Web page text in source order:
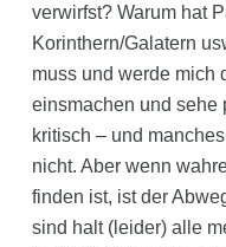
verwirfst? Warum hat
Korinthern/Galatern
muss und werde mich
einsmachen und sehe
kritisch – und
nicht. Aber wenn
finden ist, ist der
sind halt (leider) alle